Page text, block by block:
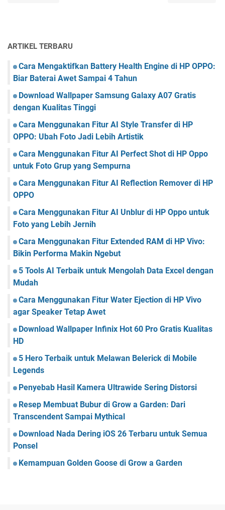
ARTIKEL TERBARU
Cara Mengaktifkan Battery Health Engine di HP OPPO:
Biar Baterai Awet Sampai 4 Tahun
Download Wallpaper Samsung Galaxy A07 Gratis
dengan Kualitas Tinggi
Cara Menggunakan Fitur AI Style Transfer di HP
OPPO: Ubah Foto Jadi Lebih Artistik
Cara Menggunakan Fitur AI Perfect Shot di HP Oppo
untuk Foto Grup yang Sempurna
Cara Menggunakan Fitur AI Reflection Remover di HP
OPPO
Cara Menggunakan Fitur AI Unblur di HP Oppo untuk
Foto yang Lebih Jernih
Cara Menggunakan Fitur Extended RAM di HP Vivo:
Bikin Performa Makin Ngebut
5 Tools AI Terbaik untuk Mengolah Data Excel dengan
Mudah
Cara Menggunakan Fitur Water Ejection di HP Vivo
agar Speaker Tetap Awet
Download Wallpaper Infinix Hot 60 Pro Gratis Kualitas
HD
5 Hero Terbaik untuk Melawan Belerick di Mobile
Legends
Penyebab Hasil Kamera Ultrawide Sering Distorsi
Resep Membuat Bubur di Grow a Garden: Dari
Transcendent Sampai Mythical
Download Nada Dering iOS 26 Terbaru untuk Semua
Ponsel
Kemampuan Golden Goose di Grow a Garden